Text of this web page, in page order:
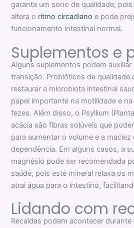
garanta um sono de qualidade,
altera o ritmo circadiano e pode
funcionamento intestinal normal.
Suplementos e
Alguns suplementos podem
transição. Probióticos de qualidade
restaurar a microbiota intestinal
papel importante na motilidade e
fezes. Além disso, o Psyllium
acácia são fibras solúveis que
para aumentar o volume e a
dependência. Em alguns casos, a
magnésio pode ser recomendada
saúde, pois este mineral relaxa os
atrai água para o intestino,
Lidando com
Recaídas podem acontecer